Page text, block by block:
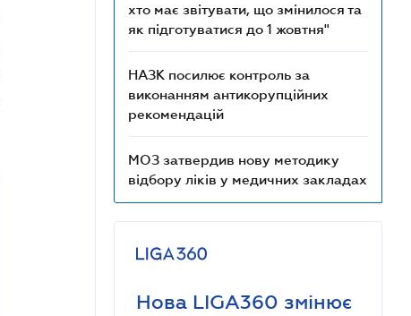
хто має звітувати, що змінилося та
як підготуватися до 1 жовтня"
НАЗК посилює контроль за
виконанням антикорупційних
рекомендацій
МОЗ затвердив нову методику
відбору ліків у медичних закладах
Нова LIGA360 змінює